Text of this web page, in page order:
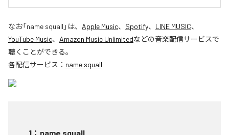
なお「name squall 」は、 Apple Music、 Spotify、 LINE MUSIC、
YouTube Music、 Amazon Music Unlimitedなどの音楽配信サービスで
聴くことができる。
各配信サービス： name squall
1 ： name squall